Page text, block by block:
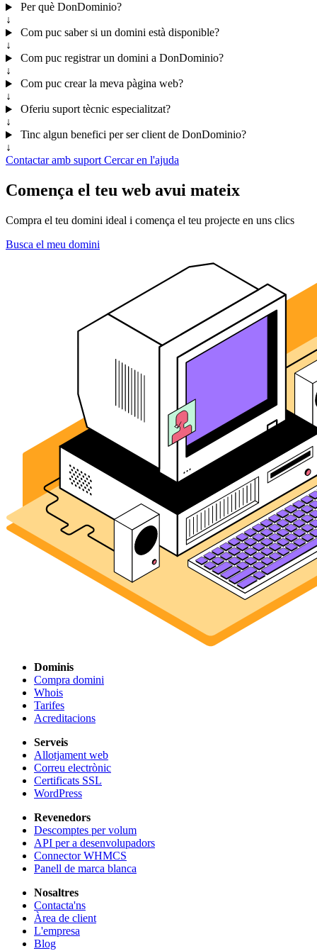
Per què DonDominio?
↓
Com puc saber si un domini està disponible?
↓
Com puc registrar un domini a DonDominio?
↓
Com puc crear la meva pàgina web?
↓
Oferiu suport tècnic especialitzat?
↓
Tinc algun benefici per ser client de DonDominio?
↓
Contactar amb suportCercar en l'ajuda
Comença el teu web avui mateix
Compra el teu domini ideal i comença el teu projecte en uns clics
Busca el meu domini
Dominis
Compra domini
Whois
Tarifes
Acreditacions
Serveis
Allotjament web
Correu electrònic
Certificats SSL
WordPress
Revenedors
Descomptes per volum
API per a desenvolupadors
Connector WHMCS
Panell de marca blanca
Nosaltres
Contacta'ns
Àrea de client
L'empresa
Blog